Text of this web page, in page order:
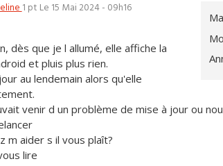
1 pt Le 15 Mai 2024 - 09h16
dès que je l allumé, elle affiche la
et pluis plus rien.
au lendemain alors qu'elle
venir d un problème de mise à jour ou
m aider s il vous plaît?
lire